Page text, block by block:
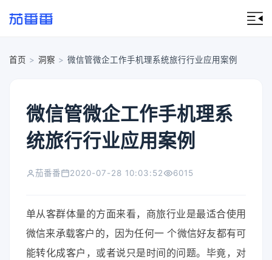
首页 > 洞察 > 微信管微企工作手机理系统旅行行业应用案例
微信管微企工作手机理系
统旅行行业应用案例
茄番番 2020-07-28 10:03:52 6015
单从客群体量的方面来看，商旅行业是最适合使用
微信来承载客户的，因为任何一 个微信好友都有可
能转化成客户，或者说只是时间的问题。毕竟，对